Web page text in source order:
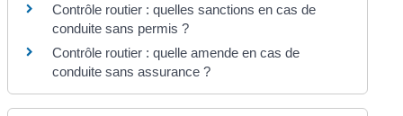
Contrôle routier : quelles sanctions en cas de
conduite sans permis ?
Contrôle routier : quelle amende en cas de
conduite sans assurance ?